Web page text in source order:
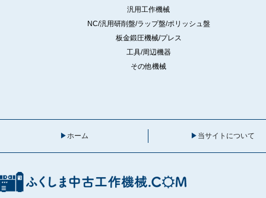
汎用工作機械
NC/汎用研削盤/ラップ盤/ポリッシュ盤
板金鍛圧機械/プレス
工具/周辺機器
その他機械
ホーム 当サイトについて